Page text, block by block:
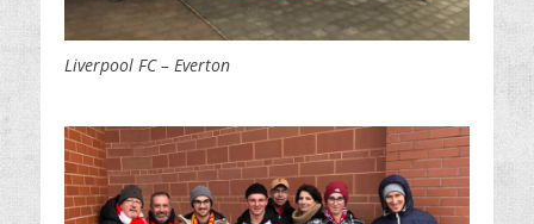
Liverpool FC – Everton